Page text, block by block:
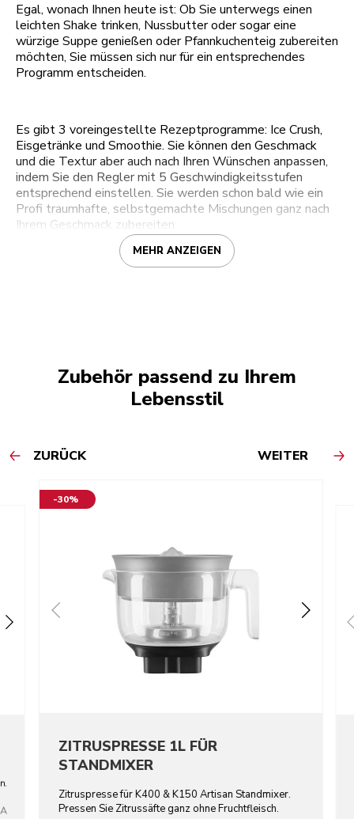
Egal, wonach Ihnen heute ist: Ob Sie unterwegs einen
leichten Shake trinken, Nussbutter oder sogar eine
würzige Suppe genießen oder Pfannkuchenteig zubereiten
möchten, Sie müssen sich nur für ein entsprechendes
Programm entscheiden.
Es gibt 3 voreingestellte Rezeptprogramme: Ice Crush,
Eisgetränke und Smoothie. Sie können den Geschmack
und die Textur aber auch nach Ihren Wünschen anpassen,
indem Sie den Regler mit 5 Geschwindigkeitsstufen
entsprechend einstellen. Sie werden schon bald wie ein
Profi traumhafte, selbstgemachte Mischungen ganz nach
Ihrem Geschmack zubereiten.
MEHR ANZEIGEN
Zubehör passend zu Ihrem
Lebensstil
ZURÜCK WEITER
-30%
ZITRUSPRESSE 1L FÜR
STANDMIXER
Zitruspresse für K400 & K150 Artisan Standmixer.
Pressen Sie Zitrussäfte ganz ohne Fruchtfleisch.